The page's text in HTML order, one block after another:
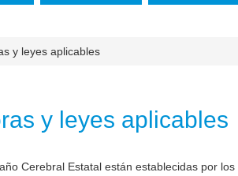
y leyes aplicables
y leyes aplicables
Cerebral Estatal están establecidas por los